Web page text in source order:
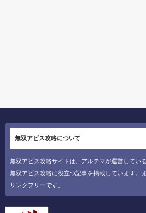
無双アビス攻略について
無双アビス攻略サイトは、アルテマが運営してい
無双アビス攻略に役立つ記事を掲載しています。
リンクフリーです。